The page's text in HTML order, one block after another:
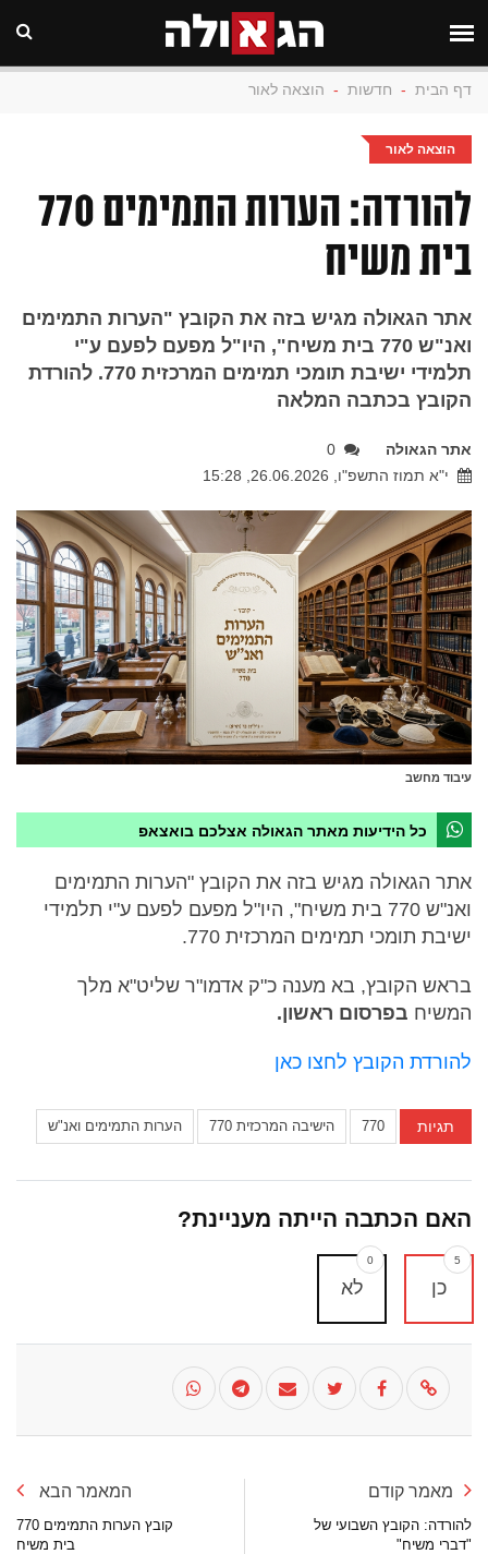
דף הבית - חדשות - הוצאה לאור
הוצאה לאור
להורדה: הערות התמימים 770
בית משיח
אתר הגאולה מגיש בזה את הקובץ "הערות התמימים
ואנ"ש 770 בית משיח", היו"ל מפעם לפעם ע"י
תלמידי ישיבת תומכי תמימים המרכזית 770. להורדת
הקובץ בכתבה המלאה
אתר הגאולה
0
י"א תמוז התשפ"ו, 26.06.2026, 15:28
עיבוד מחשב
כל הידיעות מאתר הגאולה אצלכם בואצאפ
אתר הגאולה מגיש בזה את הקובץ "הערות התמימים
ואנ"ש 770 בית משיח", היו"ל מפעם לפעם ע"י תלמידי
ישיבת תומכי תמימים המרכזית 770.
בראש הקובץ, בא מענה כ"ק אדמו"ר שליט"א מלך
המשיח בפרסום ראשון.
להורדת הקובץ לחצו כאן
תגיות 770 הישיבה המרכזית 770 הערות התמימים ואנ"ש
האם הכתבה הייתה מעניינת?
כן
5
לא
0
מאמר קודם
להורדה: הקובץ השבועי של
"דברי משיח"
המאמר הבא
קובץ הערות התמימים 770
בית משיח